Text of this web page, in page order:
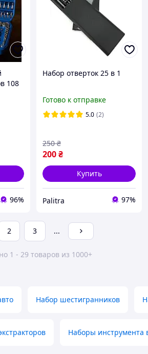
108
авто
96%
Набор отверток 25 в 1
Готово к отправке
5.0 (2)
200₴
250 ₴
Купить
Palitra 97%
2 3 ...
1 - 29 товаров из 1000+
Набор шестигранников
Наборы инструмента